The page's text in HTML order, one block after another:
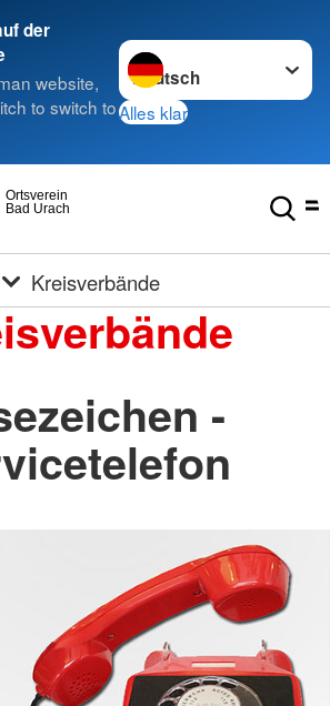
der
website,
to switch to
Sprache wechseln zu
Alles klar
Bad Urach
Ortsverein
Kreisverbände
-